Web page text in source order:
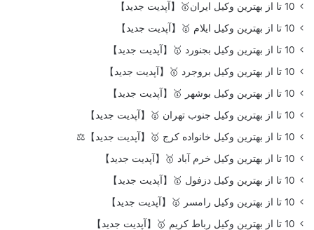
10 تا از بهترین وکیل ایران🥇【آپدیت جدید】
10 تا از بهترین وکیل ایلام 🥇【آپدیت جدید】
10 تا از بهترین وکیل بجنورد 🥇【آپدیت جدید】
10 تا از بهترین وکیل بروجرد 🥇【آپدیت جدید】
10 تا از بهترین وکیل بوشهر 🥇【آپدیت جدید】
10 تا از بهترین وکیل جنوب تهران 🥇【آپدیت جدید】
10 تا از بهترین وکیل خانواده کرج 🥇【آپدیت جدید】⚖️
10 تا از بهترین وکیل خرم آباد 🥇【آپدیت جدید】
10 تا از بهترین وکیل دزفول 🥇【آپدیت جدید】
10 تا از بهترین وکیل رامسر 🥇【آپدیت جدید】
10 تا از بهترین وکیل رباط کریم 🥇【آپدیت جدید】